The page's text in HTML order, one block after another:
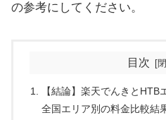
の参考にしてください。
目次
【結論】楽天でんきとHTB
全国エリア別の料金比較結